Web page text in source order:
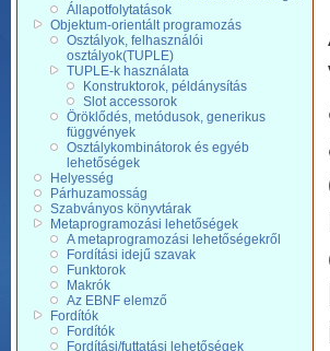
Állapotfolytatások
Objektum-orientált programozás
Osztályok, felhasználói
osztályok(TUPLE)
TUPLE-k használata
Konstruktorok, példánysítás
Slot accessorok
Öröklődés, metódusok, generikus
függvények
Osztálykombinátorok és egyéb
lehetőségek
Helyesség
Párhuzamosság
Szabványos könyvtárak
Metaprogramozási lehetőségek
A metaprogramozási lehetőségekről
Fordítási idejű szavak
Funktorok
Makrók
Az EBNF elemző
Fordítók
Fordítók
Fordítási/futtatási lehetőségek